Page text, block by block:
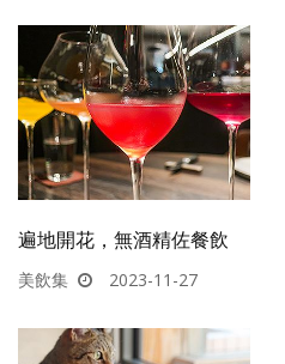
遍地開花，無酒精佐餐飲
美飲集 2023-11-27